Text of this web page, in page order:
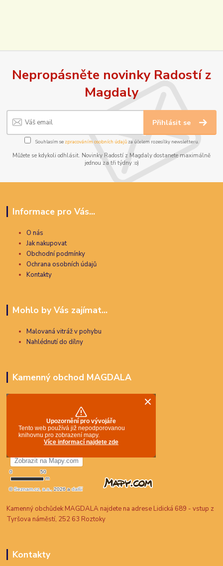
Nepropásněte novinky Radostí z
Magdaly
Přihlásit se
Souhlasím se zpracováním osobních údajůza účelem rozesílky newsletteru.
Můžete se kdykoli odhlásit. Novinky Radostí z Magdaly dostanete maximálně
jednou za tři týdny :o)
Informace pro Vás...
O nás
Jak nakupovat
Obchodní podmínky
Ochrana osobních údajů
Kontakty
Mohlo by Vás zajímat...
Malovaná vitráž v pohybu
Nahlédnutí do dílny
Kamenný obchod MAGDALA
Kamenný obchůdek MAGDALA najdete na adrese Lidická 689 - vstup z
Tyršova náměstí, 252 63 Roztoky
Kontakty